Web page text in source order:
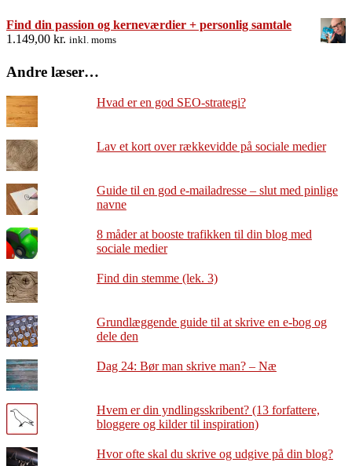
Find din passion og kerneværdier + personlig samtale
1.149,00 kr. inkl. moms
Andre læser…
Hvad er en god SEO-strategi?
Lav et kort over rækkevidde på sociale medier
Guide til en god e-mailadresse – slut med pinlige
navne
8 måder at booste trafikken til din blog med
sociale medier
Find din stemme (lek. 3)
Grundlæggende guide til at skrive en e-bog og
dele den
Dag 24: Bør man skrive man? – Næ
Hvem er din yndlingsskribent? (13 forfattere,
bloggere og kilder til inspiration)
Hvor ofte skal du skrive og udgive på din blog?